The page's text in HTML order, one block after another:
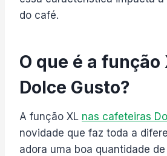
do café.
O que é a função
Dolce Gusto?
A função XL nas cafeteiras
novidade que faz toda a
adora uma boa quantidade